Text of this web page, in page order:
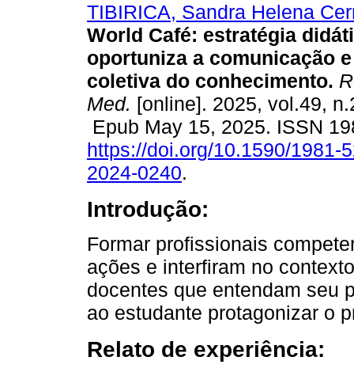
TIBIRICA, Sandra Helena
World Café: estratégia
oportuniza a comunicação
coletiva do conhecimento.
Med. [online]. 2025, vol.49,
Epub May 15, 2025. ISSN
https://doi.org/10.1590/1981-
2024-0240.
Introdução:
Formar profissionais
ações e interfiram no
docentes que entendam seu
ao estudante protagonizar o
Relato de experiência: